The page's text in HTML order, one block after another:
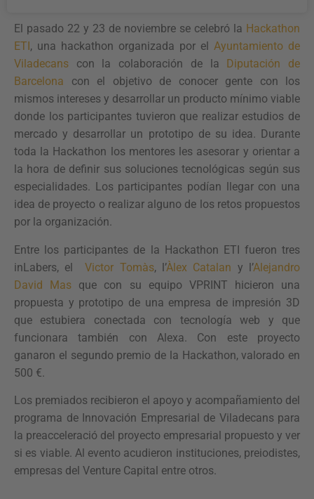
El pasado 22 y 23 de noviembre se celebró la Hackathon
ETI, una hackathon organizada por el Ayuntamiento de
Viladecans con la colaboración de la Diputación de
Barcelona con el objetivo de conocer gente con los
mismos intereses y desarrollar un producto mínimo viable
donde los participantes tuvieron que realizar estudios de
mercado y desarrollar un prototipo de su idea. Durante
toda la Hackathon los mentores les asesorar y orientar a
la hora de definir sus soluciones tecnológicas según sus
especialidades. Los participantes podían llegar con una
idea de proyecto o realizar alguno de los retos propuestos
por la organización.
Entre los participantes de la Hackathon ETI fueron tres
inLabers, el
Victor Tomàs, l’Àlex Catalan y l’Alejandro
David Mas que con su equipo VPRINT hicieron una
propuesta y prototipo de una empresa de impresión 3D
que estubiera conectada con tecnología web y que
funcionara también con Alexa. Con este proyecto
ganaron el segundo premio de la Hackathon, valorado en
500 €.
Los premiados recibieron el apoyo y acompañamiento del
programa de Innovación Empresarial de Viladecans para
la preacceleració del proyecto empresarial propuesto y ver
si es viable. Al evento acudieron instituciones, preiodistes,
empresas del Venture Capital entre otros.